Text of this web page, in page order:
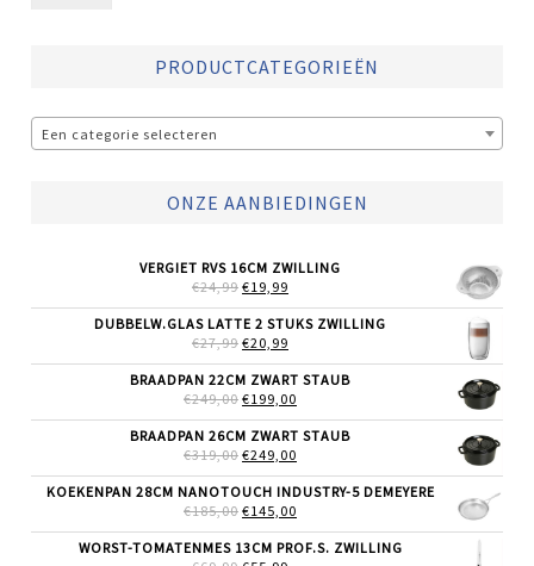
PRODUCTCATEGORIEËN
Een categorie selecteren
ONZE AANBIEDINGEN
VERGIET RVS 16CM ZWILLING
€24,99 OORSPRONKELIJKE
WAS:
€24,99.
€19,99
IS:
DUBBELW.GLAS LATTE 2 STUKS ZWILLING
€27,99 OORSPRONKELIJKE
WAS:
€27,99.
€20,99
IS:
€20,99.
BRAADPAN 22CM ZWART STAUB
€249,00 OORSPRONKELIJKE
WAS:
€249,00.
€199,00
IS:
BRAADPAN 26CM ZWART STAUB
€319,00 OORSPRONKELIJKE
WAS:
€319,00.
€249,00
IS:
KOEKENPAN 28CM NANOTOUCH INDUSTRY-5 DEMEYERE
€185,00 OORSPRONKELIJKE
WAS:
€185,00.
€145,00
IS:
WORST-TOMATENMES 13CM PROF.S. ZWILLING